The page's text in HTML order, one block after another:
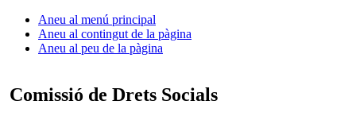
Aneu al menú principal
Aneu al contingut de la pàgina
Aneu al peu de la pàgina
Comissió de Drets Socials